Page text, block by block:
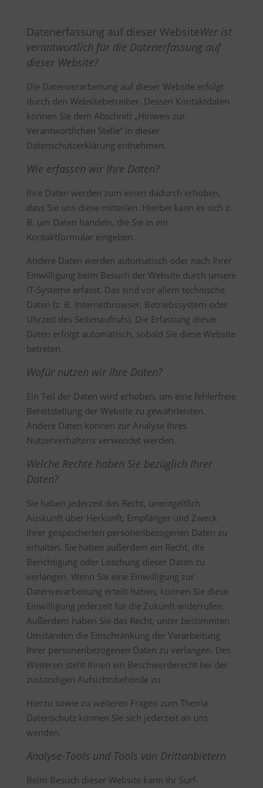
Datenerfassung auf dieser WebsiteWer ist
verantwortlich für die Datenerfassung auf
dieser Website?
Die Datenverarbeitung auf dieser Website erfolgt
durch den Websitebetreiber. Dessen Kontaktdaten
können Sie dem Abschnitt „Hinweis zur
Verantwortlichen Stelle“ in dieser
Datenschutzerklärung entnehmen.
Wie erfassen wir Ihre Daten?
Ihre Daten werden zum einen dadurch erhoben,
dass Sie uns diese mitteilen. Hierbei kann es sich z.
B. um Daten handeln, die Sie in ein
Kontaktformular eingeben.
Andere Daten werden automatisch oder nach Ihrer
Einwilligung beim Besuch der Website durch unsere
IT-Systeme erfasst. Das sind vor allem technische
Daten (z. B. Internetbrowser, Betriebssystem oder
Uhrzeit des Seitenaufrufs). Die Erfassung dieser
Daten erfolgt automatisch, sobald Sie diese Website
betreten.
Wofür nutzen wir Ihre Daten?
Ein Teil der Daten wird erhoben, um eine fehlerfreie
Bereitstellung der Website zu gewährleisten.
Andere Daten können zur Analyse Ihres
Nutzerverhaltens verwendet werden.
Welche Rechte haben Sie bezüglich Ihrer
Daten?
Sie haben jederzeit das Recht, unentgeltlich
Auskunft über Herkunft, Empfänger und Zweck
Ihrer gespeicherten personenbezogenen Daten zu
erhalten. Sie haben außerdem ein Recht, die
Berichtigung oder Löschung dieser Daten zu
verlangen. Wenn Sie eine Einwilligung zur
Datenverarbeitung erteilt haben, können Sie diese
Einwilligung jederzeit für die Zukunft widerrufen.
Außerdem haben Sie das Recht, unter bestimmten
Umständen die Einschränkung der Verarbeitung
Ihrer personenbezogenen Daten zu verlangen. Des
Weiteren steht Ihnen ein Beschwerderecht bei der
zuständigen Aufsichtsbehörde zu.
Hierzu sowie zu weiteren Fragen zum Thema
Datenschutz können Sie sich jederzeit an uns
wenden.
Analyse-Tools und Tools von Drittanbietern
Beim Besuch dieser Website kann Ihr Surf-